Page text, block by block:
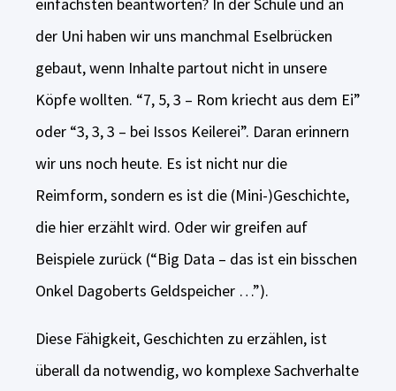
einfachsten beantworten? In der Schule und an
der Uni haben wir uns manchmal Eselbrücken
gebaut, wenn Inhalte partout nicht in unsere
Köpfe wollten. “7, 5, 3 – Rom kriecht aus dem Ei”
oder “3, 3, 3 – bei Issos Keilerei”. Daran erinnern
wir uns noch heute. Es ist nicht nur die
Reimform, sondern es ist die (Mini-)Geschichte,
die hier erzählt wird. Oder wir greifen auf
Beispiele zurück (“Big Data – das ist ein bisschen
Onkel Dagoberts Geldspeicher …”).
Diese Fähigkeit, Geschichten zu erzählen, ist
überall da notwendig, wo komplexe Sachverhalte